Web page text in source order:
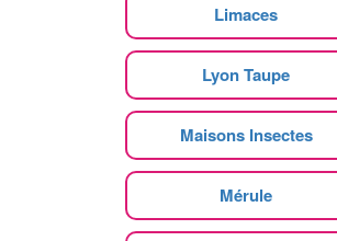
Limaces
Lyon Taupe
Maisons Insectes
Mérule